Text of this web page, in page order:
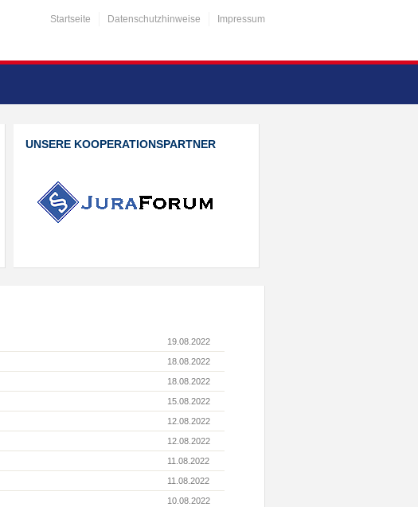
Startseite Datenschutzhinweise Impressum
UNSERE KOOPERATIONSPARTNER
19.08.2022
18.08.2022
18.08.2022
15.08.2022
12.08.2022
12.08.2022
11.08.2022
11.08.2022
10.08.2022